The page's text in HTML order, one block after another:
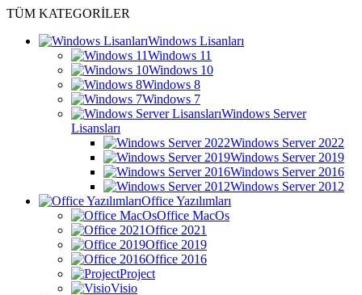
TÜM KATEGORİLER
Windows Lisanları
Windows 11
Windows 10
Windows 8
Windows 7
Windows Server
Lisansları
Windows Server 2022
Windows Server 2019
Windows Server 2016
Windows Server 2012
Office Yazılımları
Office MacOs
Office 2021
Office 2019
Office 2016
Project
Visio